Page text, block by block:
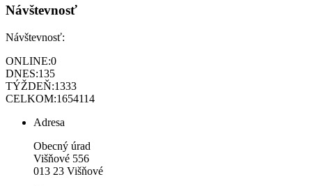
Návštevnosť
Návštevnosť:
ONLINE:0
DNES:135
TÝŽDEŇ:1333
CELKOM:1654114
Adresa
Obecný úrad
Višňové 556
013 23 Višňové